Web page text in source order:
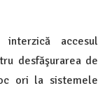
accesul
desfăşurarea de
ori la sistemele